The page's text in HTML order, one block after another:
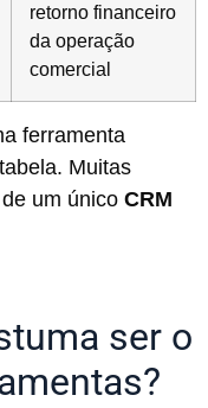
retorno financeiro
da operação
comercial
ferramenta
Muitas
um único CRM
ser o